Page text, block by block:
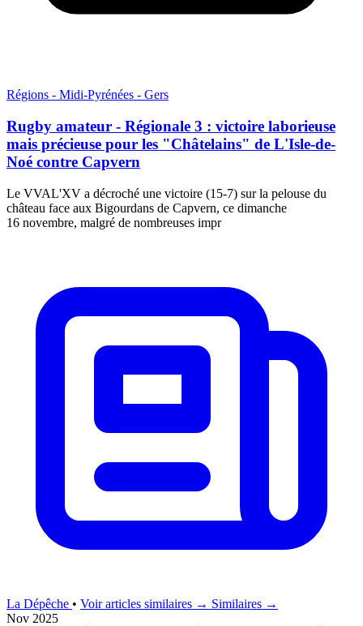
Régions - Midi-Pyrénées - Gers
Rugby amateur - Régionale 3 : victoire laborieuse
mais précieuse pour les "Châtelains" de L'Isle-de-
Noé contre Capvern
Le VVAL'XV a décroché une victoire (15-7) sur la pelouse du
château face aux Bigourdans de Capvern, ce dimanche
16 novembre, malgré de nombreuses impr
La Dépêche • Voir articles similaires → Similaires →
Nov 2025